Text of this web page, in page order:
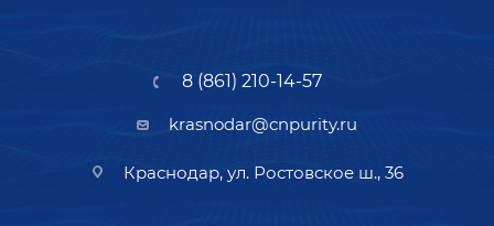
8 (861) 210-14-57
krasnodar@cnpurity.ru
Краснодар, ул. Ростовское ш., 36